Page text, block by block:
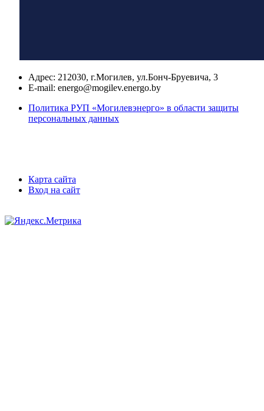
Адрес: 212030, г.Могилев, ул.Бонч-Бруевича, 3
E-mail: energo@mogilev.energo.by
Политика РУП «Могилевэнерго» в области защиты
персональных данных
Карта сайта
Вход на сайт